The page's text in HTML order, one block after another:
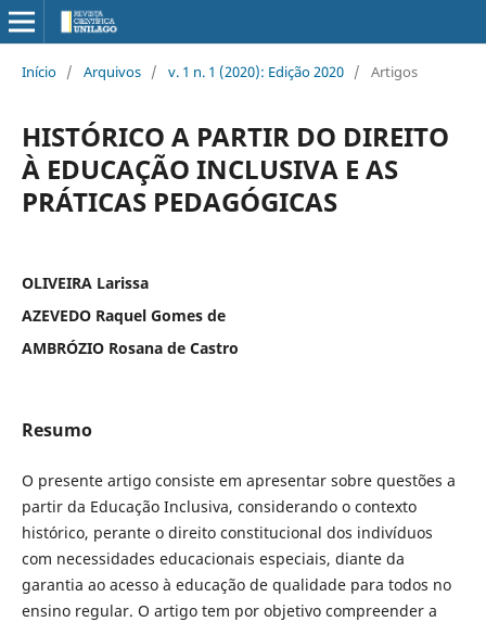
Início / Arquivos / v. 1 n. 1 (2020): Edição 2020 / Artigos
HISTÓRICO A PARTIR DO DIREITO
À EDUCAÇÃO INCLUSIVA E AS
PRÁTICAS PEDAGÓGICAS
OLIVEIRA Larissa
AZEVEDO Raquel Gomes de
AMBRÓZIO Rosana de Castro
Resumo
O presente artigo consiste em apresentar sobre questões a
partir da Educação Inclusiva, considerando o contexto
histórico, perante o direito constitucional dos indivíduos
com necessidades educacionais especiais, diante da
garantia ao acesso à educação de qualidade para todos no
ensino regular. O artigo tem por objetivo compreender a